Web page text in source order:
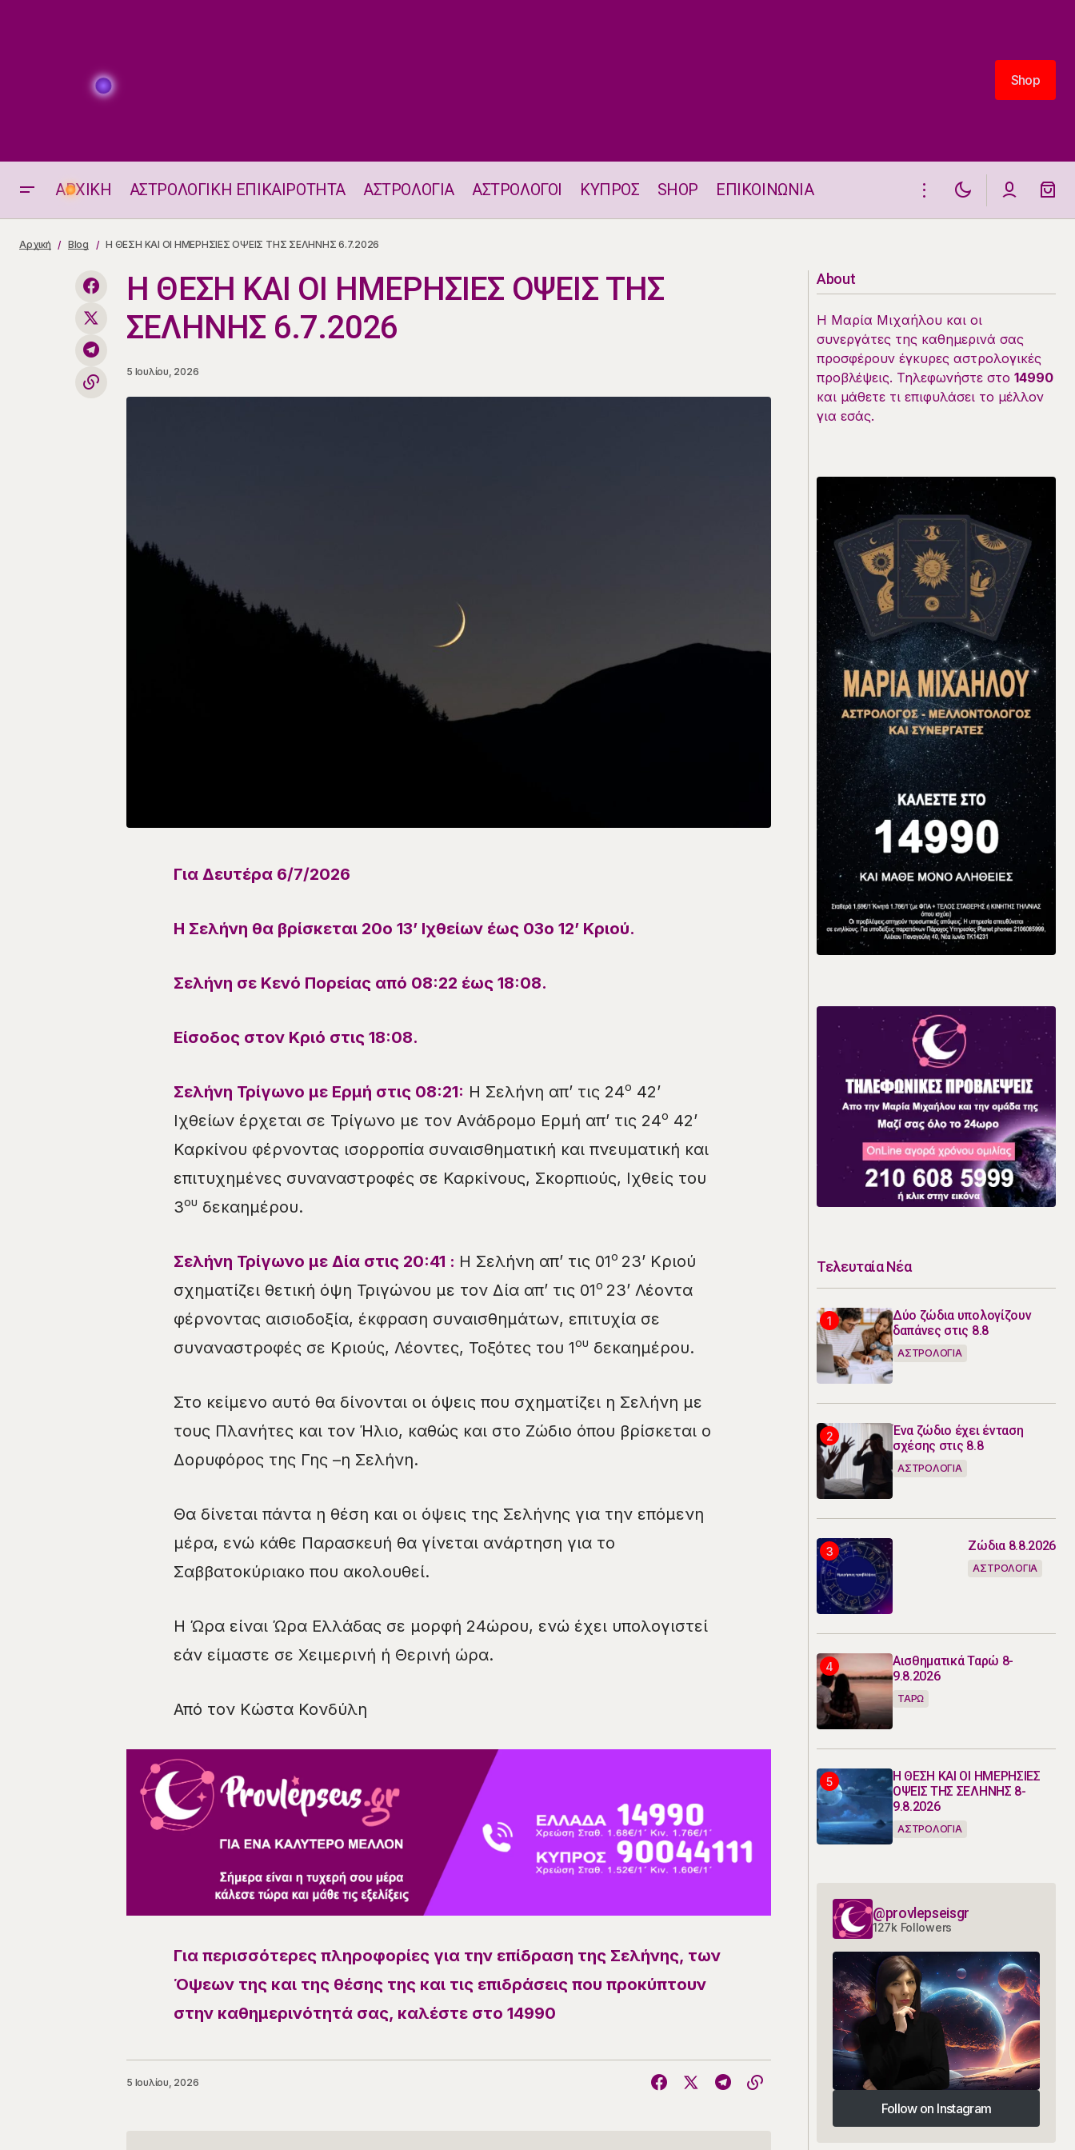
Shop
Shop
ΑΡΧΙΚΗ ΑΣΤΡΟΛΟΓΙΚΗ ΕΠΙΚΑΙΡΟΤΗΤΑ ΑΣΤΡΟΛΟΓΙΑ ΑΣΤΡΟΛΟΓΟΙ ΚΥΠΡΟΣ SHOP ΕΠΙΚΟΙΝΩΝΙΑ
Τετράγωνο Ήλιου - Κρόνου 6.7.2026 Η ΘΕΣΗ ΚΑΙ ΟΙ ΗΜΕΡΗΣΙΕΣ ΟΨΕΙΣ ΤΗΣ ΣΕΛΗΝΗΣ 6.7.2026
Αρχική Blog Η ΘΕΣΗ ΚΑΙ ΟΙ ΗΜΕΡΗΣΙΕΣ ΟΨΕΙΣ ΤΗΣ ΣΕΛΗΝΗΣ 6.7.2026
Η ΘΕΣΗ ΚΑΙ ΟΙ ΗΜΕΡΗΣΙΕΣ ΟΨΕΙΣ ΤΗΣ
ΣΕΛΗΝΗΣ 6.7.2026
5 Ιουλίου, 2026
Για Δευτέρα 6/7/2026
Η Σελήνη θα βρίσκεται 20ο 13’ Ιχθείων έως 03ο 12’ Κριού.
Σελήνη σε Κενό Πορείας από 08:22 έως 18:08.
Είσοδος στον Κριό στις 18:08.
Σελήνη Τρίγωνο με Ερμή στις 08:21: Η Σελήνη απ’ τις 24ο 42’
Ιχθείων έρχεται σε Τρίγωνο με τον Ανάδρομο Ερμή απ’ τις 24ο 42’
Καρκίνου φέρνοντας ισορροπία συναισθηματική και πνευματική και
επιτυχημένες συναναστροφές σε Καρκίνους, Σκορπιούς, Ιχθείς του
3ου δεκαημέρου.
Σελήνη Τρίγωνο με Δία στις 20:41 : Η Σελήνη απ’ τις 01ο 23’ Κριού
σχηματίζει θετική όψη Τριγώνου με τον Δία απ’ τις 01ο 23’ Λέοντα
φέρνοντας αισιοδοξία, έκφραση συναισθημάτων, επιτυχία σε
συναναστροφές σε Κριούς, Λέοντες, Τοξότες του 1ου δεκαημέρου.
Στο κείμενο αυτό θα δίνονται οι όψεις που σχηματίζει η Σελήνη με
τους Πλανήτες και τον Ήλιο, καθώς και στο Ζώδιο όπου βρίσκεται ο
Δορυφόρος της Γης –η Σελήνη.
Θα δίνεται πάντα η θέση και οι όψεις της Σελήνης για την επόμενη
μέρα, ενώ κάθε Παρασκευή θα γίνεται ανάρτηση για το
Σαββατοκύριακο που ακολουθεί.
Η Ώρα είναι Ώρα Ελλάδας σε μορφή 24ώρου, ενώ έχει υπολογιστεί
εάν είμαστε σε Χειμερινή ή Θερινή ώρα.
Από τον Κώστα Κονδύλη
Για περισσότερες πληροφορίες για την επίδραση της Σελήνης, των
Όψεων της και της θέσης της και τις επιδράσεις που προκύπτουν
στην καθημερινότητά σας, καλέστε στο 14990
5 Ιουλίου, 2026
About
Η Μαρία Μιχαήλου και οι
συνεργάτες της καθημερινά σας
προσφέρουν έγκυρες αστρολογικές
προβλέψεις. Τηλεφωνήστε στο 14990
και μάθετε τι επιφυλάσει το μέλλον
για εσάς.
Τελευταία Νέα
Δύο ζώδια υπολογίζουν
δαπάνες στις 8.8
ΑΣΤΡΟΛΟΓΙΑ
Ένα ζώδιο έχει ένταση
σχέσης στις 8.8
ΑΣΤΡΟΛΟΓΙΑ
Ζώδια 8.8.2026
ΑΣΤΡΟΛΟΓΙΑ
Αισθηματικά Ταρώ 8-
9.8.2026
ΤΑΡΩ
Η ΘΕΣΗ ΚΑΙ ΟΙ ΗΜΕΡΗΣΙΕΣ
ΟΨΕΙΣ ΤΗΣ ΣΕΛΗΝΗΣ 8-
9.8.2026
ΑΣΤΡΟΛΟΓΙΑ
@provlepseisgr
127k Followers
Follow on Instagram
Follow on Instagram